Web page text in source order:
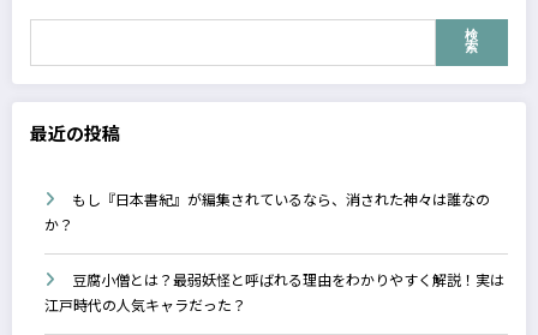
検
索
最近の投稿
もし『日本書紀』が編集されているなら、消された神々は誰なの
か？
豆腐小僧とは？最弱妖怪と呼ばれる理由をわかりやすく解説！実は
江戸時代の人気キャラだった？